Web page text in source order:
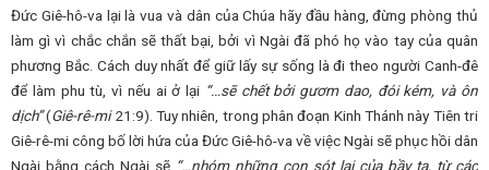
Đức Giê-hô-va lại là vua và dân của Chúa hãy đầu hàng, đừng phòng thủ
làm gì vì chắc chắn sẽ thất bại, bởi vì Ngài đã phó họ vào tay của quân
phương Bắc. Cách duy nhất để giữ lấy sự sống là đi theo người Canh-đê
để làm phu tù, vì nếu ai ở lại “…sẽ chết bởi gươm dao, đói kém, và ôn
dịch”(Giê-rê-mi21:9). Tuy nhiên, trong phân đoạn Kinh Thánh này Tiên tri
Giê-rê-mi công bố lời hứa của Đức Giê-hô-va về việc Ngài sẽ phục hồi dân
Ngài bằng cách Ngài sẽ “…nhóm những con sót lại của bầy ta, từ các